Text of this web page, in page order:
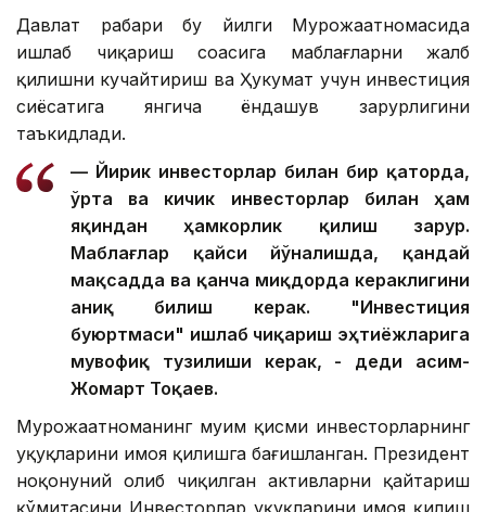
Давлат раҳбари бу йилги Мурожаатномасида
ишлаб чиқариш соҳасига маблағларни жалб
қилишни кучайтириш ва Ҳукумат учун инвестиция
сиёсатига янгича ёндашув зарурлигини
таъкидлади.
— Йирик инвесторлар билан бир қаторда,
ўрта ва кичик инвесторлар билан ҳам
яқиндан ҳамкорлик қилиш зарур.
Маблағлар қайси йўналишда, қандай
мақсадда ва қанча миқдорда кераклигини
аниқ билиш керак. "Инвестиция
буюртмаси" ишлаб чиқариш эҳтиёжларига
мувофиқ тузилиши керак, - деди Қасим-
Жомарт Тоқаев.
Мурожаатноманинг муҳим қисми инвесторларнинг
ҳуқуқларини ҳимоя қилишга бағишланган. Президент
ноқонуний олиб чиқилган активларни қайтариш